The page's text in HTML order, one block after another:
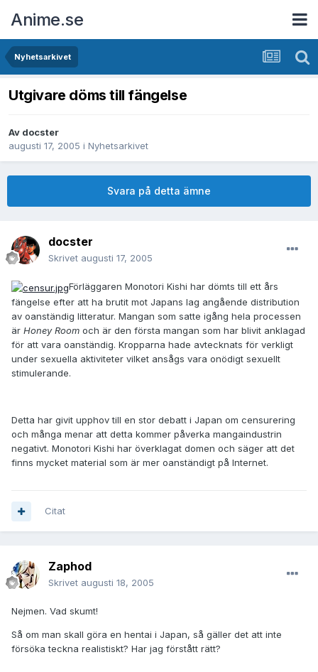
Anime.se
Nyhetsarkivet
Utgivare döms till fängelse
Av docster
augusti 17, 2005 i Nyhetsarkivet
Svara på detta ämne
docster
Skrivet augusti 17, 2005
Förläggaren Monotori Kishi har dömts till ett års
fängelse efter att ha brutit mot Japans lag angående distribution
av oanständig litteratur. Mangan som satte igång hela processen
är Honey Room och är den första mangan som har blivit anklagad
för att vara oanständig. Kropparna hade avtecknats för verkligt
under sexuella aktiviteter vilket ansågs vara onödigt sexuellt
stimulerande.
Detta har givit upphov till en stor debatt i Japan om censurering
och många menar att detta kommer påverka mangaindustrin
negativt. Monotori Kishi har överklagat domen och säger att det
finns mycket material som är mer oanständigt på Internet.
Citat
Zaphod
Skrivet augusti 18, 2005
Nejmen. Vad skumt!
Så om man skall göra en hentai i Japan, så gäller det att inte
försöka teckna realistiskt? Har jag förstått rätt?